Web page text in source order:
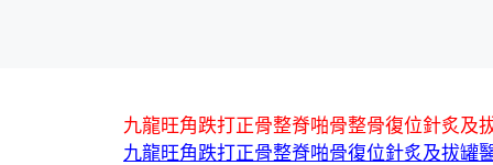
九龍旺角跌打正骨整脊啪骨整骨復位針炙及
九龍旺角跌打正骨整脊啪骨復位針炙及拔罐